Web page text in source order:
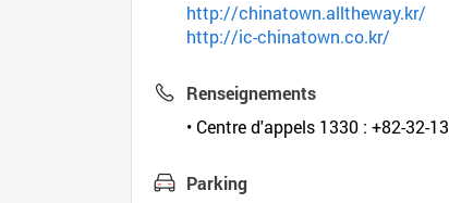
http://chinatown.alltheway.kr/
http://ic-chinatown.co.kr/
Renseignements
• Centre d'appels 1330 : +82-32-
Parking